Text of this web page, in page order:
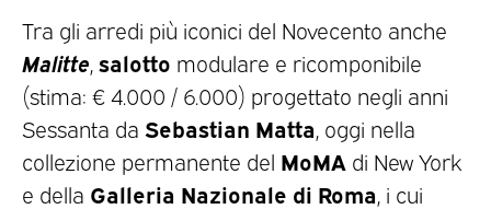
Tra gli arredi più iconici del Novecento anche
Malitte salotto modulare e ricomponibile
(stima: € 4.000 / 6.000) progettato negli anni
Sessanta da Sebastian Matta , oggi nella
collezione permanente del MoMA di New York
e della Galleria Nazionale di Roma , i cui